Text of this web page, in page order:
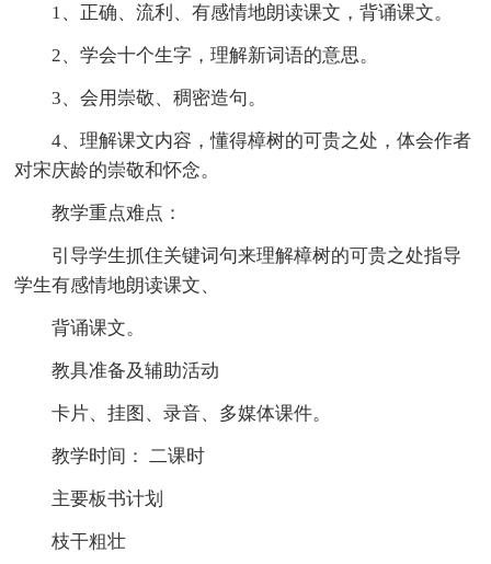
1、正确、流利、有感情地朗读课文，背诵课文。
2、学会十个生字，理解新词语的意思。
3、会用崇敬、稠密造句。
4、理解课文内容，懂得樟树的可贵之处，体会作者
对宋庆龄的崇敬和怀念。
教学重点难点：
引导学生抓住关键词句来理解樟树的可贵之处指导
学生有感情地朗读课文、
背诵课文。
教具准备及辅助活动
卡片、挂图、录音、多媒体课件。
教学时间： 二课时
主要板书计划
枝干粗壮